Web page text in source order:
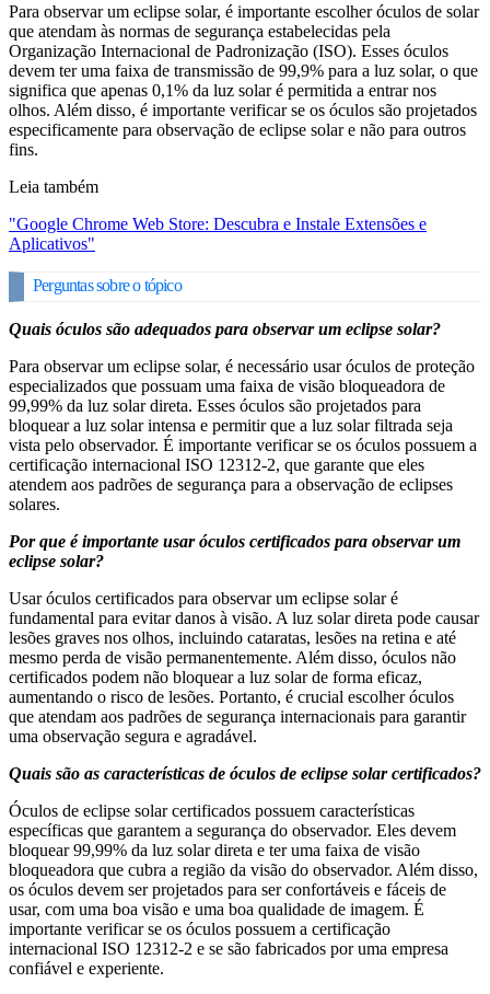
Para observar um eclipse solar, é importante escolher óculos de solar
que atendam às normas de segurança estabelecidas pela
Organização Internacional de Padronização (ISO). Esses óculos
devem ter uma faixa de transmissão de 99,9% para a luz solar, o que
significa que apenas 0,1% da luz solar é permitida a entrar nos
olhos. Além disso, é importante verificar se os óculos são projetados
especificamente para observação de eclipse solar e não para outros
fins.
Leia também
"Google Chrome Web Store: Descubra e Instale Extensões e
Aplicativos"
Perguntas sobre o tópico
Quais óculos são adequados para observar um eclipse solar?
Para observar um eclipse solar, é necessário usar óculos de proteção
especializados que possuam uma faixa de visão bloqueadora de
99,99% da luz solar direta. Esses óculos são projetados para
bloquear a luz solar intensa e permitir que a luz solar filtrada seja
vista pelo observador. É importante verificar se os óculos possuem a
certificação internacional ISO 12312-2, que garante que eles
atendem aos padrões de segurança para a observação de eclipses
solares.
Por que é importante usar óculos certificados para observar um
eclipse solar?
Usar óculos certificados para observar um eclipse solar é
fundamental para evitar danos à visão. A luz solar direta pode causar
lesões graves nos olhos, incluindo cataratas, lesões na retina e até
mesmo perda de visão permanentemente. Além disso, óculos não
certificados podem não bloquear a luz solar de forma eficaz,
aumentando o risco de lesões. Portanto, é crucial escolher óculos
que atendam aos padrões de segurança internacionais para garantir
uma observação segura e agradável.
Quais são as características de óculos de eclipse solar certificados?
Óculos de eclipse solar certificados possuem características
específicas que garantem a segurança do observador. Eles devem
bloquear 99,99% da luz solar direta e ter uma faixa de visão
bloqueadora que cubra a região da visão do observador. Além disso,
os óculos devem ser projetados para ser confortáveis e fáceis de
usar, com uma boa visão e uma boa qualidade de imagem. É
importante verificar se os óculos possuem a certificação
internacional ISO 12312-2 e se são fabricados por uma empresa
confiável e experiente.